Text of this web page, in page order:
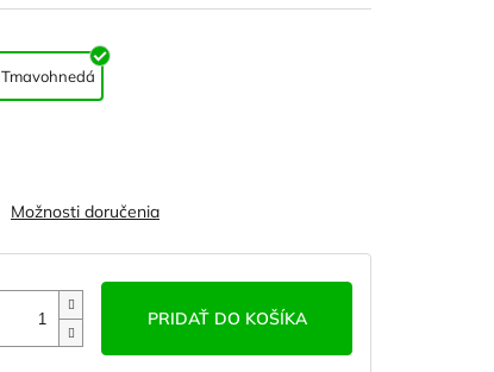
Tmavohnedá
Možnosti doručenia
PRIDAŤ DO KOŠÍKA